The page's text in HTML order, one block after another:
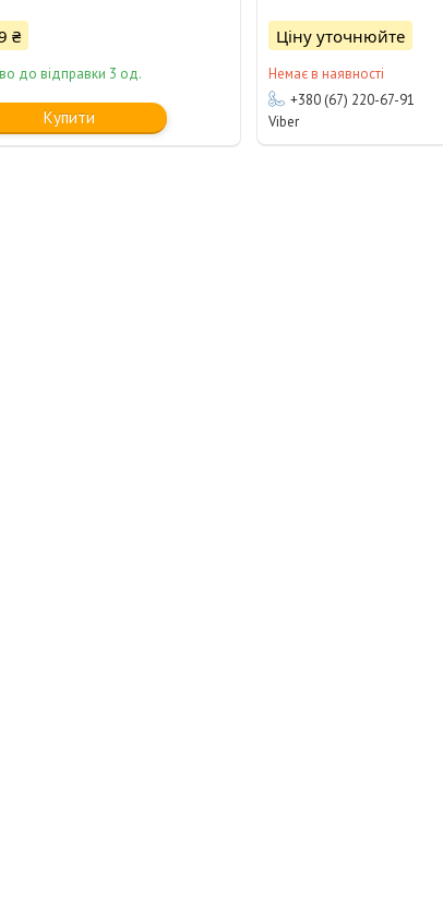
₴
до відправки 3 од.
Купити
Ціну уточнюйте
Немає в наявності
+380 (67) 220-67-91
Viber